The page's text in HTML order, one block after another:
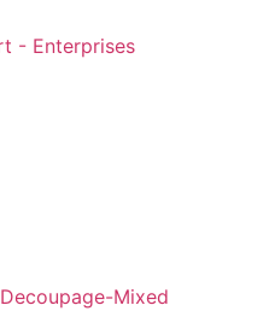
Decoupage-Mixed